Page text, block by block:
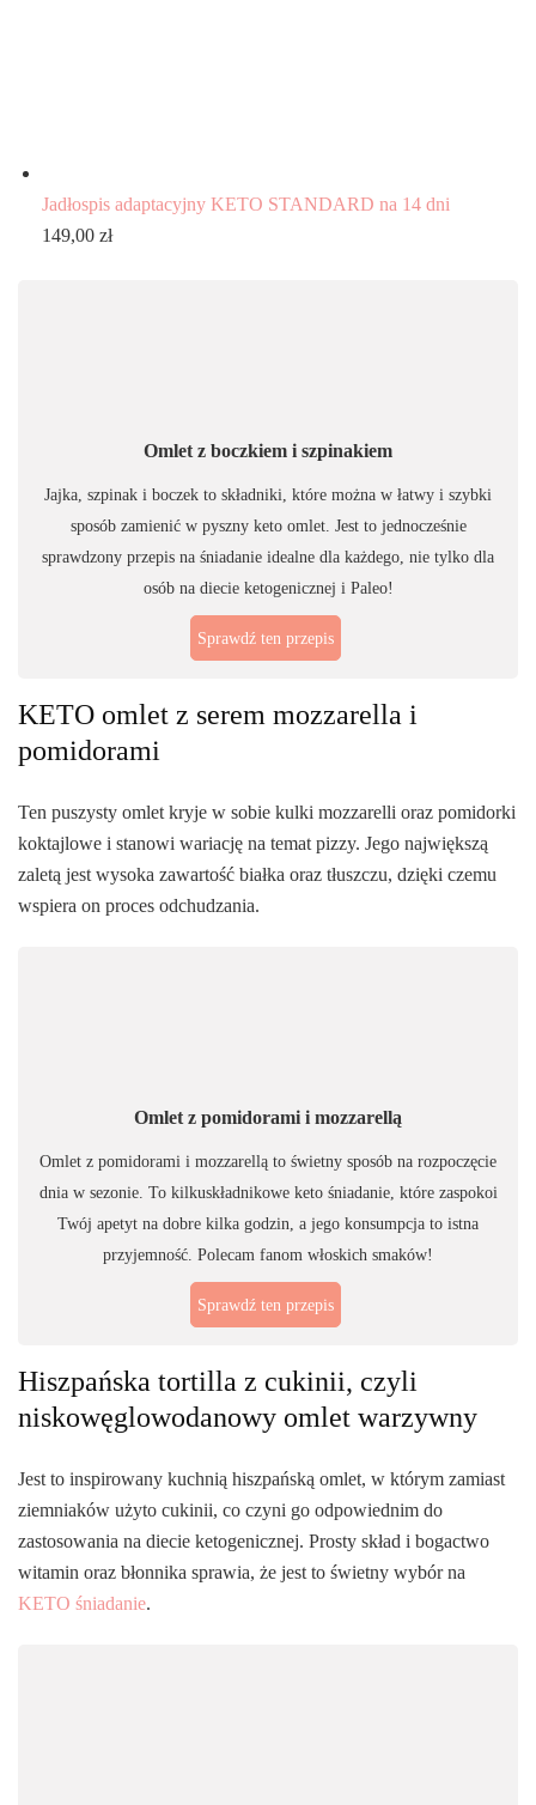
Jadłospis adaptacyjny KETO STANDARD na 14 dni
149,00 zł
Omlet z boczkiem i szpinakiem
Jajka, szpinak i boczek to składniki, które można w łatwy i szybki
sposób zamienić w pyszny keto omlet. Jest to jednocześnie
sprawdzony przepis na śniadanie idealne dla każdego, nie tylko dla
osób na diecie ketogenicznej i Paleo!
Sprawdź ten przepis
KETO omlet z serem mozzarella i
pomidorami
Ten puszysty omlet kryje w sobie kulki mozzarelli oraz pomidorki
koktajlowe i stanowi wariację na temat pizzy. Jego największą
zaletą jest wysoka zawartość białka oraz tłuszczu, dzięki czemu
wspiera on proces odchudzania.
Omlet z pomidorami i mozzarellą
Omlet z pomidorami i mozzarellą to świetny sposób na rozpoczęcie
dnia w sezonie. To kilkuskładnikowe keto śniadanie, które zaspokoi
Twój apetyt na dobre kilka godzin, a jego konsumpcja to istna
przyjemność. Polecam fanom włoskich smaków!
Sprawdź ten przepis
Hiszpańska tortilla z cukinii, czyli
niskowęglowodanowy omlet warzywny
Jest to inspirowany kuchnią hiszpańską omlet, w którym zamiast
ziemniaków użyto cukinii, co czyni go odpowiednim do
zastosowania na diecie ketogenicznej. Prosty skład i bogactwo
witamin oraz błonnika sprawia, że jest to świetny wybór na
KETO śniadanie.